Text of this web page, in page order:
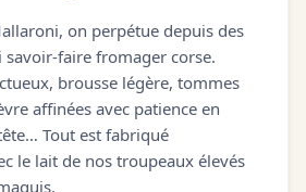
on perpétue depuis des
savoir-faire fromager corse.
brousse légère, tommes
affinées avec patience en
Tout est fabriqué
le lait de nos troupeaux élevés